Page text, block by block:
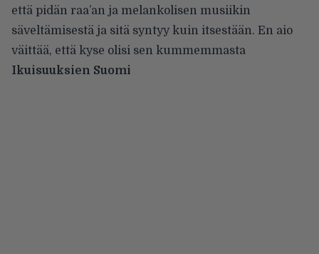
että pidän raa’an ja melankolisen musiikin
säveltämisestä ja sitä syntyy kuin itsestään. En aio
väittää, että kyse olisi sen kummemmasta
Ikuisuuksien Suomi